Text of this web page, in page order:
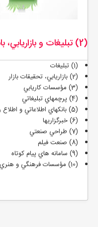
(2) تبليغات و بازاريابي، بانكهاي اطلاعاتي، صنعت فيلم
(1) تبليغات
(2) بازاريابي، تحقيقات بازار
(3) مؤسسات كاريابي
(4) پرچمهاي تبليغاتي
(5) بانكهاي اطلاعاتي و اطلاع رساني
(6) خبرگزاريها
(7) طراحي صنعتي
(8) صنعت فيلم
(9) سامانه هاي پيام كوتاه
(10) مؤسسات فرهنگي و هنري